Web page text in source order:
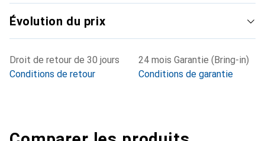
Évolution du prix
Droit de retour de 30 jours
Conditions de retour
24 mois Garantie (Bring-in)
Conditions de garantie